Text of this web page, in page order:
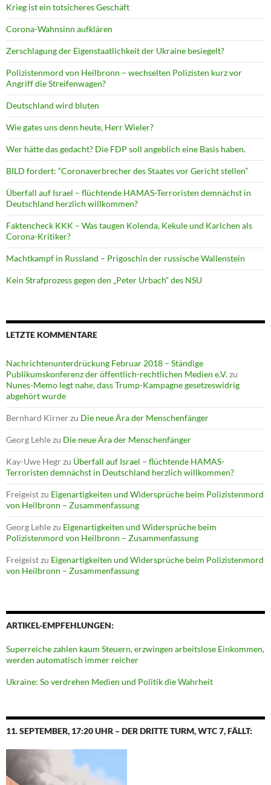
Krieg ist ein totsicheres Geschäft
Corona-Wahnsinn aufklären
Zerschlagung der Eigenstaatlichkeit der Ukraine besiegelt?
Polizistenmord von Heilbronn – wechselten Polizisten kurz vor
Angriff die Streifenwagen?
Deutschland wird bluten
Wie gates uns denn heute, Herr Wieler?
Wer hätte das gedacht? Die FDP soll angeblich eine Basis haben.
BILD fordert: “Coronaverbrecher des Staates vor Gericht stellen”
Überfall auf Israel – flüchtende HAMAS-Terroristen demnächst in
Deutschland herzlich willkommen?
Faktencheck KKK – Was taugen Kolenda, Kekule und Karlchen als
Corona-Kritiker?
Machtkampf in Russland – Prigoschin der russische Wallenstein
Kein Strafprozess gegen den „Peter Urbach“ des NSU
LETZTE KOMMENTARE
Nachrichtenunterdrückung Februar 2018 – Ständige
Publikumskonferenz der öffentlich-rechtlichen Medien e.V.zu
Nunes-Memo legt nahe, dass Trump-Kampagne gesetzeswidrig
abgehört wurde
Bernhard Kirnerzu Die neue Ära der Menschenfänger
Georg Lehlezu Die neue Ära der Menschenfänger
Kay-Uwe Hegrzu Überfall auf Israel – flüchtende HAMAS-
Terroristen demnächst in Deutschland herzlich willkommen?
Freigeistzu Eigenartigkeiten und Widersprüche beim Polizistenmord
von Heilbronn – Zusammenfassung
Georg Lehlezu Eigenartigkeiten und Widersprüche beim
Polizistenmord von Heilbronn – Zusammenfassung
Freigeistzu Eigenartigkeiten und Widersprüche beim Polizistenmord
von Heilbronn – Zusammenfassung
ARTIKEL-EMPFEHLUNGEN:
Superreiche zahlen kaum Steuern, erzwingen arbeitslose Einkommen,
werden automatisch immer reicher
Ukraine: So verdrehen Medien und Politik die Wahrheit
11. SEPTEMBER, 17:20 UHR – DER DRITTE TURM, WTC 7, FÄLLT: